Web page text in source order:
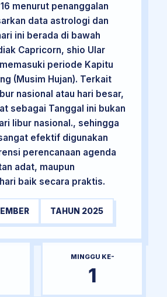
menurut penanggalan
data astrologi dan
ini berada di bawah
Capricorn, shio Ular
periode Kapitu
(Musim Hujan). Terkait
nasional atau hari besar,
sebagai Tanggal ini bukan
libur nasional., sehingga
efektif digunakan
perencanaan agenda
adat, maupun
baik secara praktis.
TAHUN 2025
MINGGU KE-
1